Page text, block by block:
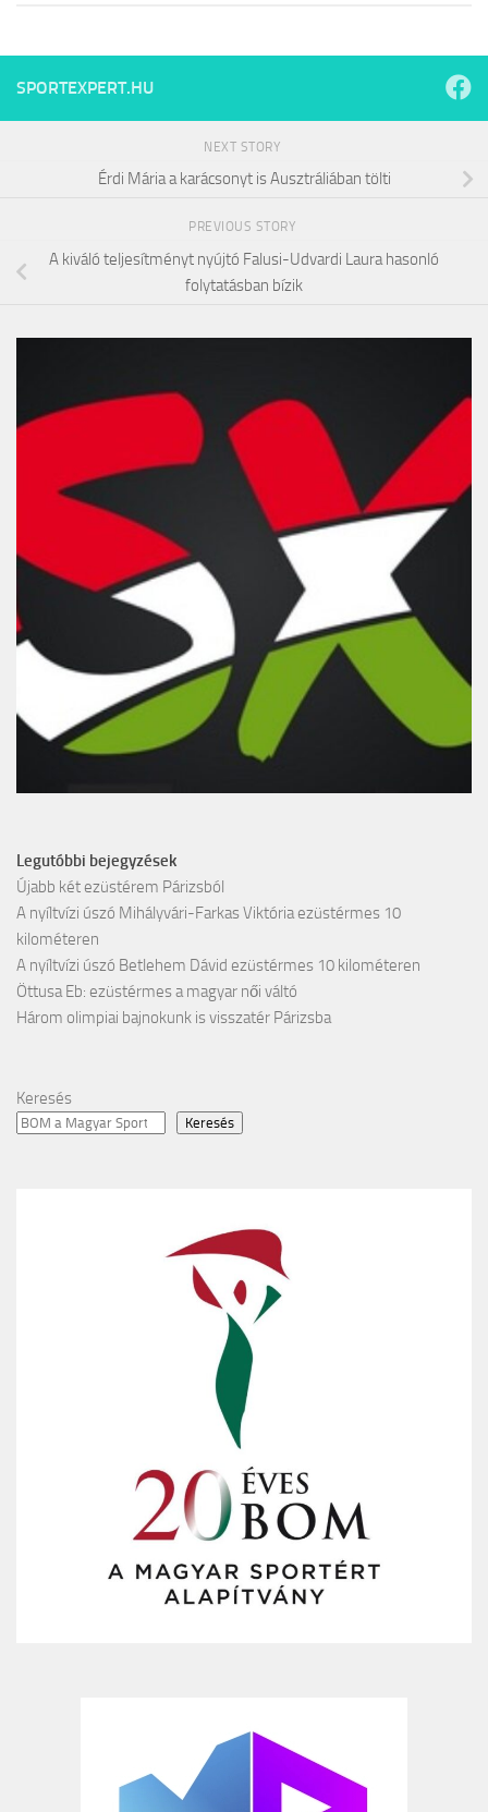
SPORTEXPERT.HU
NEXT STORY
Érdi Mária a karácsonyt is Ausztráliában tölti
PREVIOUS STORY
A kiváló teljesítményt nyújtó Falusi-Udvardi Laura hasonló
folytatásban bízik
Legutóbbi bejegyzések
Újabb két ezüstérem Párizsból
A nyíltvízi úszó Mihályvári-Farkas Viktória ezüstérmes 10
kilométeren
A nyíltvízi úszó Betlehem Dávid ezüstérmes 10 kilométeren
Öttusa Eb: ezüstérmes a magyar női váltó
Három olimpiai bajnokunk is visszatér Párizsba
Keresés
Keresés